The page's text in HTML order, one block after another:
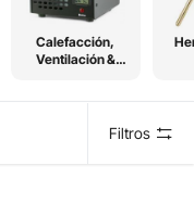
Calefacción,
Ventilación &
Filtros